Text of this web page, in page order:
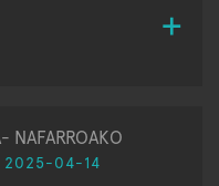
NAFARROAKO
2025-04-14